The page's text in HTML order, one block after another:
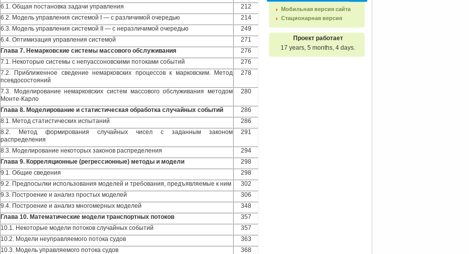
6.1. Общая постановка задачи управления
212
6.2. Модель управления системой I — с различимой очередью
214
6.3. Модель управления системой II — с неразличимой очередью
249
6.4. Оптимизация управления системой
271
Глава 7. Немарковские системы массового обслуживания
276
7.1. Некоторые системы с непуассоновскими потоками событий
276
7.2. Приближенное сведение немарковских процессов к марковским. Метод
псевдосостояний
278
7.3. Моделирование немарковских систем массового обслуживания методом
Монте-Карло
280
Глава 8. Моделирование и статистическая обработка случайных событий
286
8.1. Метод статистических испытаний
286
8.2. Метод формирования случайных чисел с заданным законом
распределения
291
8.3. Моделирование некоторых законов распределения
294
Глава 9. Корреляционные (регрессионные) методы и модели
298
9.1. Общие сведения
298
9.2. Предпосылки использования моделей и требования, предъявляемые к ним
302
9.3. Построение и анализ простых моделей
306
9.4. Построение и анализ многомерных моделей
348
Глава 10. Математические модели транспортных потоков
357
10.1. Некоторые модели потоков случайных событий
357
10.2. Модели неуправляемого потока судов
363
10.3. Модель управляемого потока судов
368
Мобильная версия сайта
Стационарная версия
Проект работает
17 years, 5 months, 4 days.